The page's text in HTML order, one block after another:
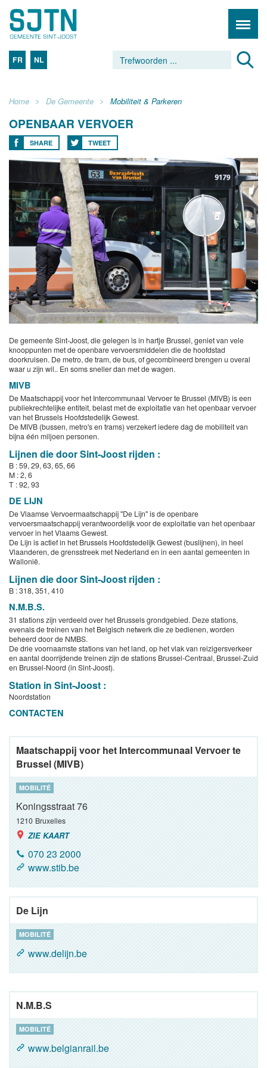
FR NL
Home De Gemeente Mobiliteit & Parkeren
OPENBAAR VERVOER
SHARE TWEET
De gemeente Sint-Joost, die gelegen is in hartje Brussel, geniet van vele
knooppunten met de openbare vervoersmiddelen die de hoofdstad
doorkruisen. De metro, de tram, de bus, of gecombineerd brengen u overal
waar u zijn wil.. En soms sneller dan met de wagen.
MIVB
De Maatschappij voor het Intercommunaal Vervoer te Brussel (MIVB) is een
publiekrechtelijke entiteit, belast met de exploitatie van het openbaar vervoer
van het Brussels Hoofdstedelijk Gewest.
De MIVB (bussen, metro's en trams) verzekert iedere dag de mobiliteit van
bijna één miljoen personen.
Lijnen die door Sint-Joost rijden :
B : 59, 29, 63, 65, 66
M : 2, 6
T : 92, 93
DE LIJN
De Vlaamse Vervoermaatschappij "De Lijn" is de openbare
vervoersmaatschappij verantwoordelijk voor de exploitatie van het openbaar
vervoer in het Vlaams Gewest.
De Lijn is actief in het Brussels Hoofdstedelijk Gewest (buslijnen), in heel
Vlaanderen, de grensstreek met Nederland en in een aantal gemeenten in
Wallonië.
Lijnen die door Sint-Joost rijden :
B : 318, 351, 410
N.M.B.S.
31 stations zijn verdeeld over het Brussels grondgebied. Deze stations,
evenals de treinen van het Belgisch netwerk die ze bedienen, worden
beheerd door de NMBS.
De drie voornaamste stations van het land, op het vlak van reizigersverkeer
en aantal doorrijdende treinen zijn de stations Brussel-Centraal, Brussel-Zuid
en Brussel-Noord (in Sint-Joost).
Station in Sint-Joost :
Noordstation
CONTACTEN
Maatschappij voor het Intercommunaal Vervoer te
Brussel (MIVB)
MOBILITÉ
Koningsstraat 76
1210 Bruxelles
ZIE KAART
070 23 2000
www.stib.be
De Lijn
MOBILITÉ
www.delijn.be
N.M.B.S
MOBILITÉ
www.belgianrail.be